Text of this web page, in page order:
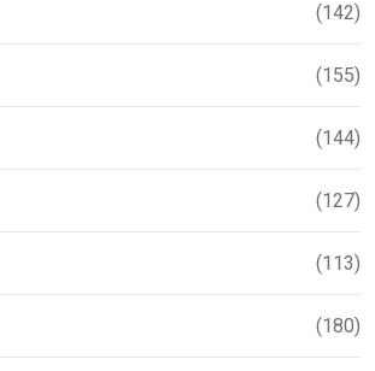
(142)
(155)
(144)
(127)
(113)
(180)